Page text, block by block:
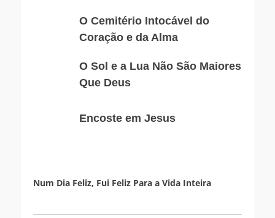
O Cemitério Intocável do
Coração e da Alma
Que
O Sol e a Lua Não São Maiores
Que Deus
Encoste em Jesus
Num Dia Feliz, Fui Feliz Para a Vida Inteira